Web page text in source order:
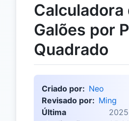
Calculadora
Galões por
Quadrado
Criado por: Neo
Revisado por: Ming
Última